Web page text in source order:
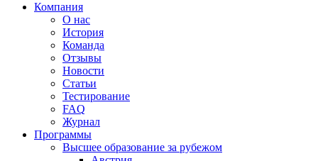
Компания
О нас
История
Команда
Отзывы
Новости
Статьи
Тестирование
FAQ
Журнал
Программы
Высшее образование за рубежом